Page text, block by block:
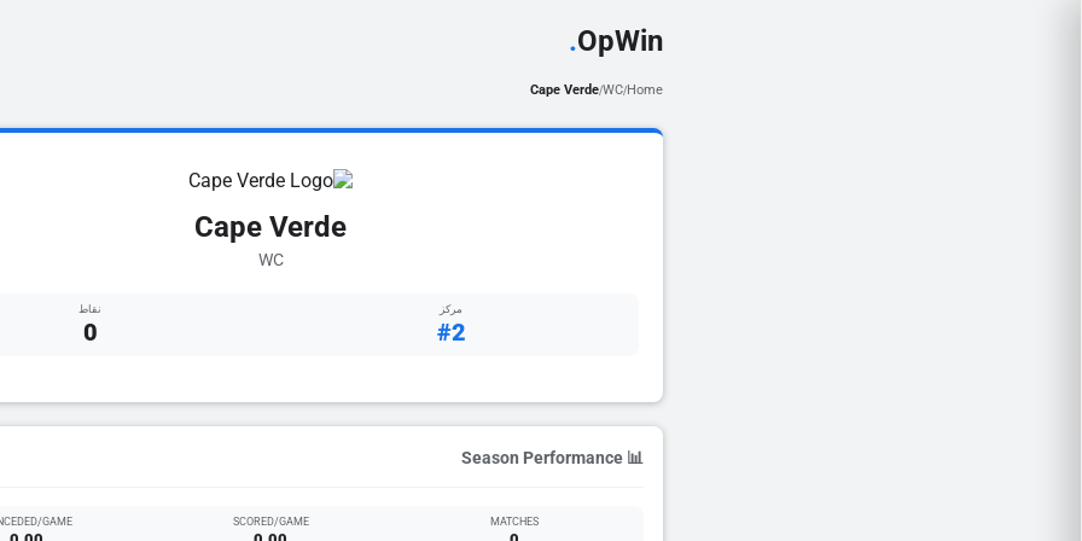
OpWin
.
Home
/
WC
/
Cape Verde
Cape Verde
WC
مركز
#2
نقاط
0
📊 Season Performance
MATCHES
SCORED/GAME
GAME